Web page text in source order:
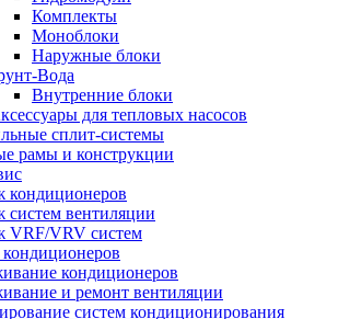
Комплекты
Моноблоки
Наружные блоки
Вода
Внутренние блоки
для тепловых насосов
сплит-системы
рамы и конструкции
кондиционеров
вентиляции
VRF/VRV систем
кондиционеров
и ремонт вентиляции
систем кондиционирования